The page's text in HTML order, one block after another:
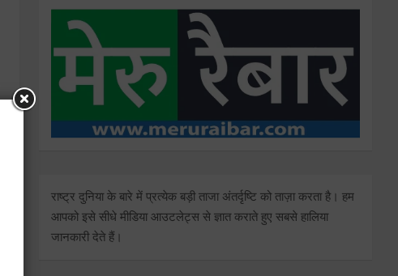
राष्ट्र दुनिया के बारे में प्रत्येक बड़ी ताजा अंतर्दृष्टि को ताज़ा करता है। हम
आपको इसे सीधे मीडिया आउटलेट्स से ज्ञात कराते हुए सबसे हालिया
जानकारी देते हैं।